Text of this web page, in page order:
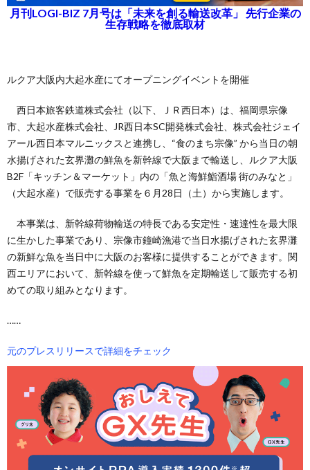
月刊LOGI-BIZ 7月号は「未来を創る輸送改革」 先行企業の
生存戦略を徹底取材
ルクア大阪内大起水産にてオープニングイベントを開催
西日本旅客鉄道株式会社（以下、ＪＲ西日本）は、福岡県宗像
市、大起水産株式会社、JR西日本SC開発株式会社、株式会社ジェイ
アール西日本マルニックスと連携し、“食のまち宗像” から当日の朝
水揚げされた玄界灘の鮮魚を新幹線で大阪まで輸送し、ルクア大阪
B2F「キッチン＆マーケット」内の「魚と海鮮鮨酒場 街のみなと」
（大起水産）で販売する事業を６月28日（土）から実施します。
本事業は、新幹線荷物輸送の特長である安定性・速達性を最大限
に生かした事業であり、宗像市鐘崎漁港で当日水揚げされた玄界灘
の新鮮な魚を当日中に大阪のお客様に提供することができます。関
西エリアにおいて、新幹線を使って鮮魚を定期輸送して販売する初
めての取り組みとなります。
……
元のプレスリリースで詳細をチェック